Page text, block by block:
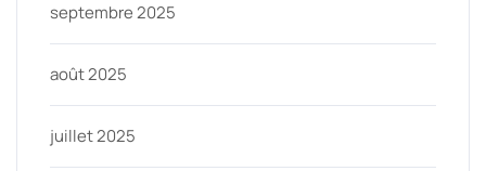
septembre 2025
août 2025
juillet 2025